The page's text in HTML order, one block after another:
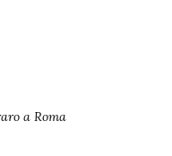
a Roma